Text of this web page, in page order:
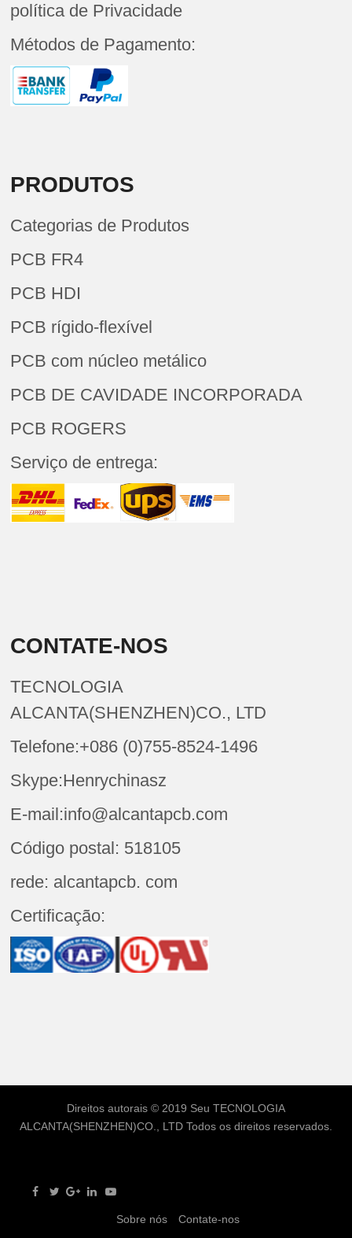
política de Privacidade
Métodos de Pagamento:
PRODUTOS
Categorias de Produtos
PCB FR4
PCB HDI
PCB rígido-flexível
PCB com núcleo metálico
PCB DE CAVIDADE INCORPORADA
PCB ROGERS
Serviço de entrega:
CONTATE-NOS
TECNOLOGIA
ALCANTA(SHENZHEN)CO., LTD
Telefone:+086 (0)755-8524-1496
Skype:Henrychinasz
E-mail:info@alcantapcb.com
Código postal: 518105
rede: alcantapcb. com
Certificação:
Direitos autorais © 2019 Seu TECNOLOGIA
ALCANTA(SHENZHEN)CO., LTDTodos os direitos reservados.
Sobre nós Contate-nos